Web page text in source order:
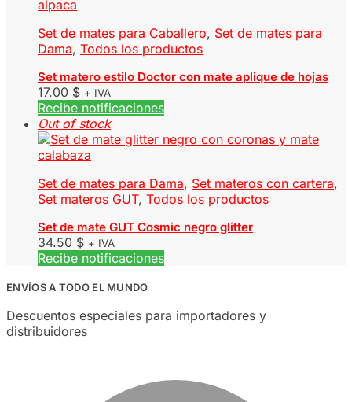
Set de mates para Caballero, Set de mates para
Dama, Todos los productos
Set matero estilo Doctor con mate aplique de hojas
17.00 $ + IVA
Recibe notificaciones
Out of stock
Set de mates para Dama, Set materos con cartera,
Set materos GUT, Todos los productos
Set de mate GUT Cosmic negro glitter
34.50 $ + IVA
Recibe notificaciones
ENVÍOS A TODO EL MUNDO
Descuentos especiales para importadores y
distribuidores